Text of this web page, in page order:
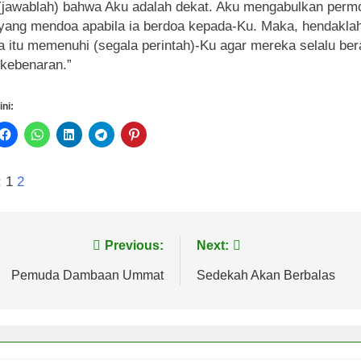
bahwa Aku adalah dekat. Aku mengabulkan
mendoa apabila ia berdoa kepada-Ku. Maka,
itu memenuhi (segala perintah)-Ku agar mereka selalu
1 2
Previous:
Pemuda Dambaan Ummat
Next:
Sedekah Akan Berbalas